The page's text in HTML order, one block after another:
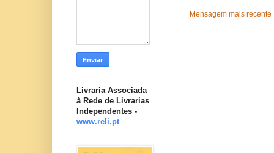
Mensagem mais recente
Livraria Associada
à Rede de Livrarias
Independentes -
www.reli.pt